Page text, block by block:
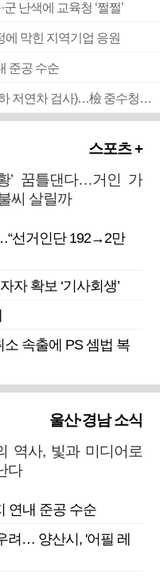
난색에 교육청 ‘쩔쩔’
막힌 지역기업 응원
준공 수순
■ 검사 신분 버리고 직급하향(10년 이하 저연차 검사)…檢 중수청행 기피
스포츠 +
’ 꿈틀댄다…거인 가
씨 살릴까
선거인단 192→2만
자 확보 ‘기사회생’
속출에 PS 셈법 복
울산·경남 소식
역사, 빛과 미디어로
다
연내 준공 수순
려… 양산시, '어필 레